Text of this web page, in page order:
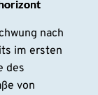
nach
im ersten
des
von